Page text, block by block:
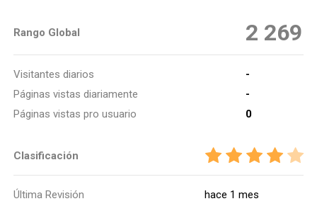
Rango Global 2 269
Visitantes diarios
-
Páginas vistas diariamente
-
Páginas vistas pro usuario
0
Clasificación
Última Revisión hace 1 mes